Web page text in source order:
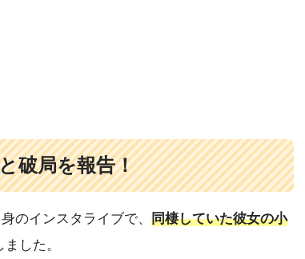
破局を報告！
のインスタライブで、 同棲していた彼女の小
ました。